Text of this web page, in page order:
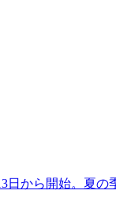
から開始。夏